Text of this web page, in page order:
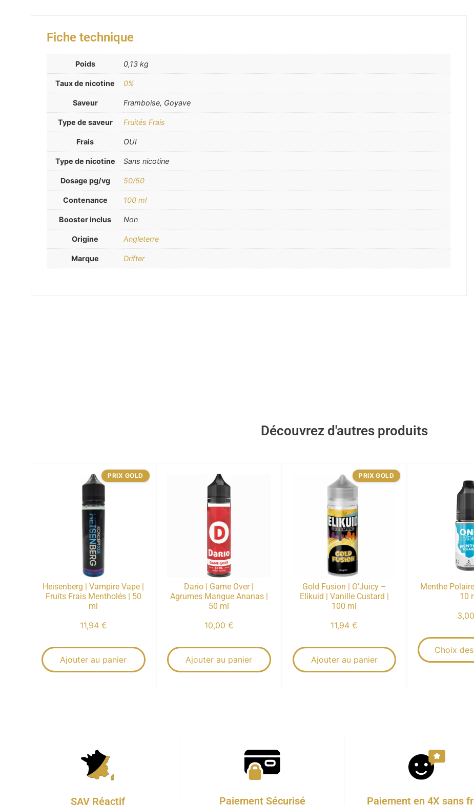
Fiche technique
Poids 0,13 kg
Taux de nicotine 0%
Saveur Framboise, Goyave
Type de saveur Fruités Frais
Frais OUI
Type de nicotine Sans nicotine
Dosage pg/vg 50/50
Contenance 100 ml
Booster inclus Non
Origine Angleterre
Marque Drifter
Découvrez d'autres produits
Heisenberg | Vampire Vape |
Fruits Frais Mentholés | 50
ml
11,94 €
Ajouter au panier
PRIX GOLD
Dario | Game Over |
Agrumes Mangue Ananas |
50 ml
10,00 €
Ajouter au panier
Gold Fusion | O’Juicy –
Elikuid | Vanille Custard |
100 ml
11,94€
Ajouter au panier
PRIX GOLD
Menthe
10
3,00
Choix
SAV Réactif Paiement Sécurisé Paiement en 4X sans